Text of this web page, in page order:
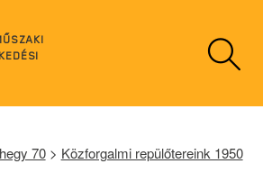
70> Közforgalmi repülőtereink 1950